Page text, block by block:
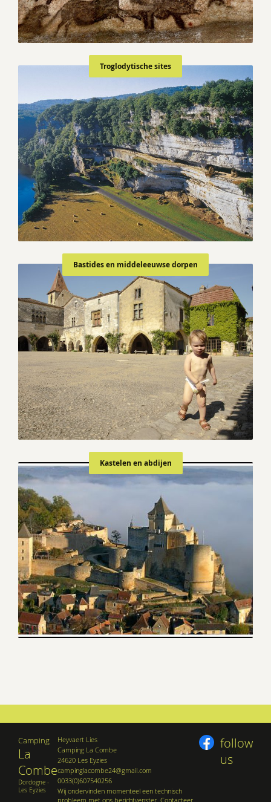
Troglodytische sites
Bastides en middeleeuwse dorpen
Kastelen en abdijen
Camping
La
Combe
Dordogne -
Les Eyzies
Heyvaert Lies
Camping La Combe
24620 Les Eyzies
campinglacombe24@gmail.com
0033(0)607540256
Wij ondervinden momenteel een technisch
probleem met ons berichtvenster. Contacteer
follow
us